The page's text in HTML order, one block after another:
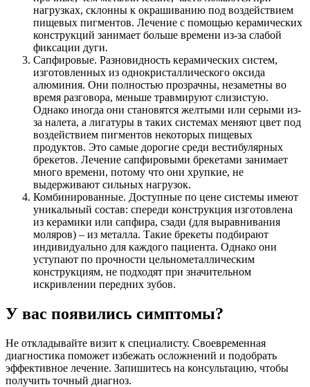
нагрузках, склонны к окрашиванию под воздействием
пищевых пигментов. Лечение с помощью керамических
конструкций занимает больше времени из-за слабой
фиксации дуги.
Сапфировые. Разновидность керамических систем,
изготовленных из однокристаллического оксида
алюминия. Они полностью прозрачны, незаметны во
время разговора, меньше травмируют слизистую.
Однако иногда они становятся желтыми или серыми из-
за налета, а лигатуры в таких системах меняют цвет под
воздействием пигментов некоторых пищевых
продуктов. Это самые дорогие среди вестибулярных
брекетов. Лечение сапфировыми брекетами занимает
много времени, потому что они хрупкие, не
выдерживают сильных нагрузок.
Комбинированные. Доступные по цене системы имеют
уникальный состав: спереди конструкция изготовлена
из керамики или сапфира, сзади (для выравнивания
моляров) – из металла. Такие брекеты подбирают
индивидуально для каждого пациента. Однако они
уступают по прочности цельнометаллическим
конструкциям, не подходят при значительном
искривлении передних зубов.
У вас появились симптомы?
Не откладывайте визит к специалисту. Своевременная
диагностика поможет избежать осложнений и подобрать
эффективное лечение. Запишитесь на консультацию, чтобы
получить точный диагноз.